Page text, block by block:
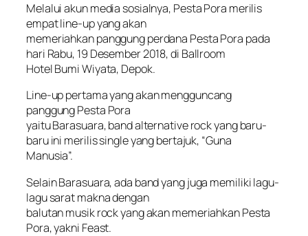
Melalui akun media sosialnya, Pesta Pora merilis
empat line-up yang akan
memeriahkan panggung perdana Pesta Pora pada
hari Rabu, 19 Desember 2018, di Ballroom
Hotel Bumi Wiyata, Depok.
Line-up pertama yang akan mengguncang
panggung Pesta Pora
yaitu Barasuara, band alternative rock yang baru-
baru ini merilis single yang bertajuk, “Guna
Manusia”.
Selain Barasuara, ada band yang juga memiliki lagu-
lagu sarat makna dengan
balutan musik rock yang akan memeriahkan Pesta
Pora, yakni Feast.